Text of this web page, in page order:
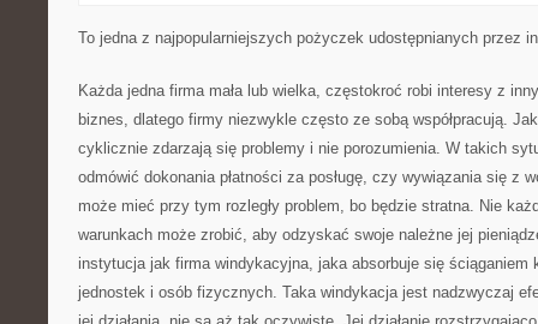
To jedna z najpopularniejszych pożyczek udostępnianych przez
Każda jedna firma mała lub wielka, częstokroć robi interesy z
biznes, dlatego firmy niezwykle często ze sobą współpracują.
cyklicznie zdarzają się problemy i nie porozumienia. W takich
odmówić dokonania płatności za posługę, czy wywiązania się z
może mieć przy tym rozległy problem, bo będzie stratna. Nie
warunkach może zrobić, aby odzyskać swoje należne jej
instytucja jak firma windykacyjna, jaka absorbuje się ściąganiem
jednostek i osób fizycznych. Taka windykacja jest nadzwyczaj